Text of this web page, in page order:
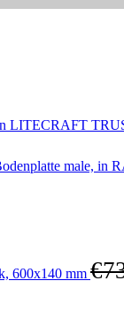
LITECRAFT
male, in
600x140 mm €